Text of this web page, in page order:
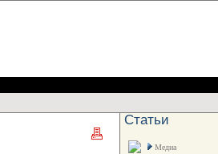
Статьи
Медиа